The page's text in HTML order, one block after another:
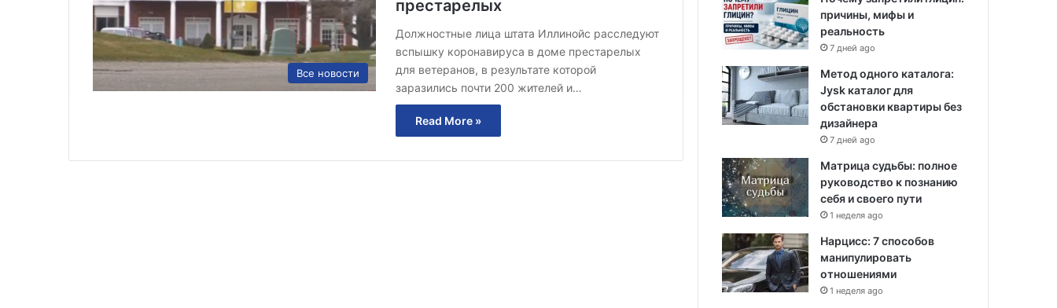
Все новости
престарелых
Должностные лица штата Иллинойс расследуют
вспышку коронавируса в доме престарелых
для ветеранов, в результате которой
заразились почти 200 жителей и…
Read More »
причины, мифы и
реальность
7 дней ago
Метод одного каталога:
Jysk каталог для
обстановки квартиры без
дизайнера
7 дней ago
Матрица судьбы: полное
руководство к познанию
себя и своего пути
1 неделя ago
Нарцисс: 7 способов
манипулировать
отношениями
1 неделя ago